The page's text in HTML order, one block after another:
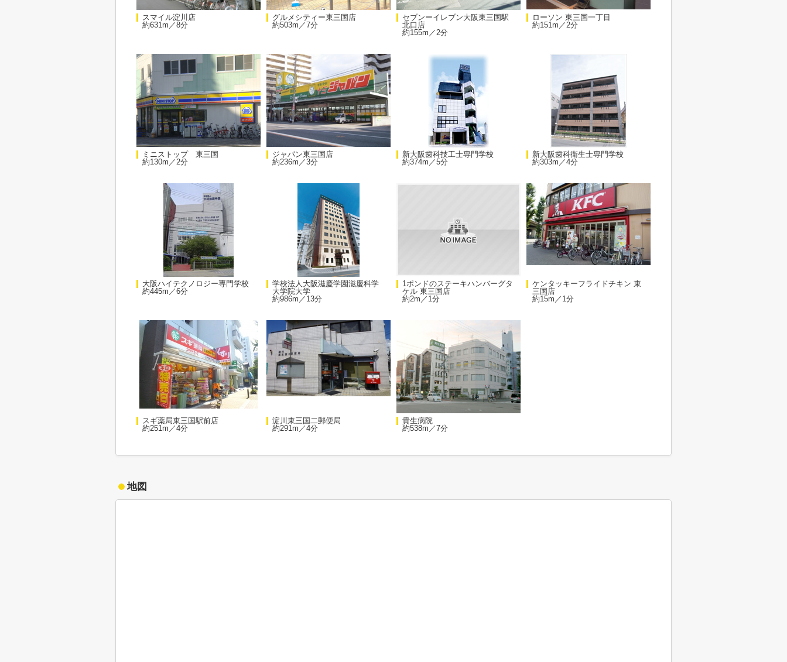
スマイル淀川店
約631m／8分
グルメシティー東三国店
約503m／7分
セブンーイレブン大阪東三国駅
北口店
約155m／2分
ローソン 東三国一丁目
約151m／2分
ミニストップ 東三国
約130m／2分
ジャパン東三国店
約236m／3分
新大阪歯科技工士専門学校
約374m／5分
新大阪歯科衛生士専門学校
約303m／4分
大阪ハイテクノロジー専門学校
約445m／6分
学校法人大阪滋慶学園滋慶科学
大学院大学
約986m／13分
1ポンドのステーキハンバーグタ
ケル 東三国店
約2m／1分
ケンタッキーフライドチキン 東
三国店
約15m／1分
スギ薬局東三国駅前店
約251m／4分
淀川東三国二郵便局
約291m／4分
貴生病院
約538m／7分
地図